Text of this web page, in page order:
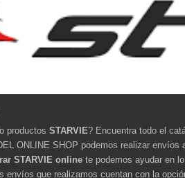
productos STARVIE? Encuentra todo el
ONLINE SHOP podemos realizar
STARVIE onlinete podemos ayudar en
envíos que realizamos cuentan con la